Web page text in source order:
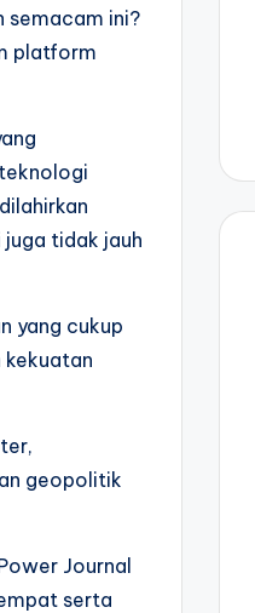
semacam ini?
platform
tidak jauh
yang cukup
kekuatan
geopolitik
Journal
serta